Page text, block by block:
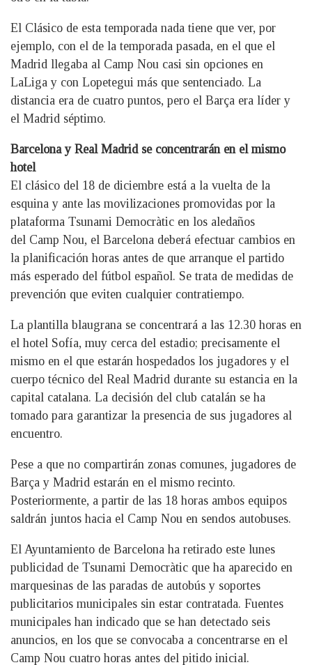
El Clásico de esta temporada nada tiene que ver, por
ejemplo, con el de la temporada pasada, en el que el
Madrid llegaba al Camp Nou casi sin opciones en
LaLiga y con Lopetegui más que sentenciado. La
distancia era de cuatro puntos, pero el Barça era líder y
el Madrid séptimo.
Barcelona y Real Madrid se concentrarán en el mismo
hotel
El clásico del 18 de diciembre está a la vuelta de la
esquina y ante las movilizaciones promovidas por la
plataforma Tsunami Democràtic en los aledaños
del Camp Nou, el Barcelona deberá efectuar cambios en
la planificación horas antes de que arranque el partido
más esperado del fútbol español. Se trata de medidas de
prevención que eviten cualquier contratiempo.
La plantilla blaugrana se concentrará a las 12.30 horas en
el hotel Sofía, muy cerca del estadio; precisamente el
mismo en el que estarán hospedados los jugadores y el
cuerpo técnico del Real Madrid durante su estancia en la
capital catalana. La decisión del club catalán se ha
tomado para garantizar la presencia de sus jugadores al
encuentro.
Pese a que no compartirán zonas comunes, jugadores de
Barça y Madrid estarán en el mismo recinto.
Posteriormente, a partir de las 18 horas ambos equipos
saldrán juntos hacia el Camp Nou en sendos autobuses.
El Ayuntamiento de Barcelona ha retirado este lunes
publicidad de Tsunami Democràtic que ha aparecido en
marquesinas de las paradas de autobús y soportes
publicitarios municipales sin estar contratada. Fuentes
municipales han indicado que se han detectado seis
anuncios, en los que se convocaba a concentrarse en el
Camp Nou cuatro horas antes del pitido inicial.